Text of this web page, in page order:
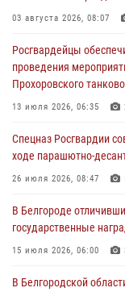
03 августа 2026, 10:12
безопасность
03 августа 2026, 08:07
«Росгвардия. Вехи
02 августа 2026, 07:10
Росгвардейцы оказали
01 августа 2026, 16:43
03 августа 2026, 08:07
Росгвардейцы
проведения
Прохоровского
13 июля 2026, 06:35
Спецназ Росгвардии
ходе парашютно-
26 июля 2026, 08:47
В Белгороде
государственные
15 июля 2026, 06:00
В Белгородской